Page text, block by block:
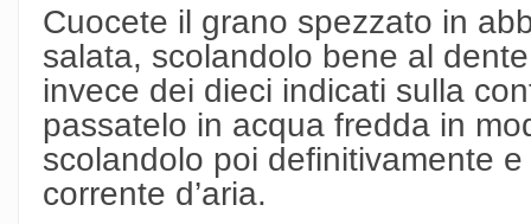
Cuocete il grano spezzato in
salata, scolandolo bene al
invece dei dieci indicati sulla
passatelo in acqua fredda in
scolandolo poi definitivamente
corrente d’aria.